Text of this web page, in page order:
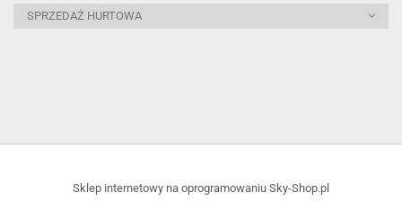
SPRZEDAŻ HURTOWA
Sklep internetowy na oprogramowaniu Sky-Shop.pl